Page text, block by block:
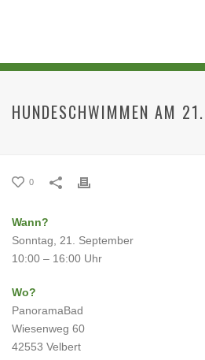
HUNDESCHWIMMEN AM
0
Wann?
Sonntag, 21. September
10:00 – 16:00 Uhr
Wo?
PanoramaBad
Wiesenweg 60
42553 Velbert